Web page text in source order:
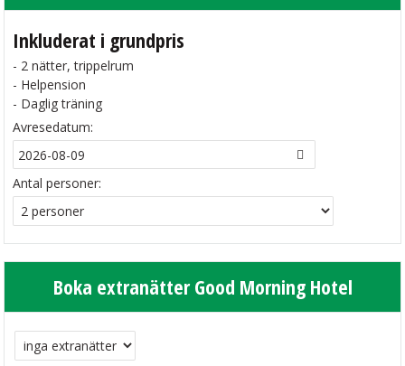
Inkluderat i grundpris
- 2 nätter, trippelrum
- Helpension
- Daglig träning
Avresedatum:
Antal personer:
Boka extranätter Good Morning Hotel